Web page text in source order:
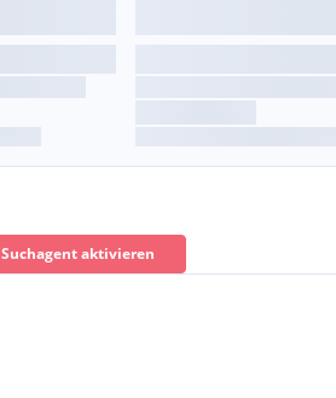
Suchagent aktivieren